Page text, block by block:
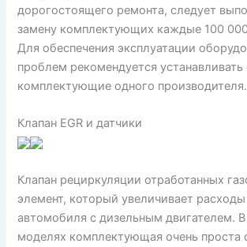
дорогостоящего ремонта, следует
замену комплектующих каждые 100
Для обеспечения эксплуатации
проблем рекомендуется
комплектующие одного производителя.
Клапан EGR и датчики
Клапан рециркуляции отработанных
элемент, который увеличивает
автомобиля с дизельным двигателем.
моделях комплектующая очень проста